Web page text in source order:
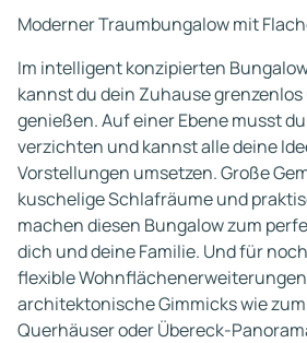
Moderner Traumbungalow mit
Im intelligent konzipierten Bungalow
kannst du dein Zuhause
genießen. Auf einer Ebene musst
verzichten und kannst alle deine
Vorstellungen umsetzen. Große
kuschelige Schlafräume und
machen diesen Bungalow zum
dich und deine Familie. Und für
flexible
architektonische Gimmicks wie
Querhäuser oder Übereck-